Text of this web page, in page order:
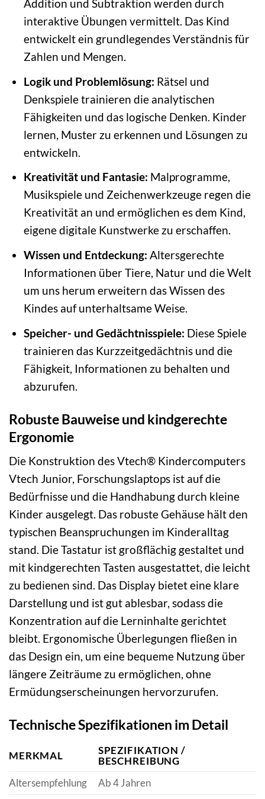
Addition und Subtraktion werden durch
interaktive Übungen vermittelt. Das Kind
entwickelt ein grundlegendes Verständnis für
Zahlen und Mengen.
Logik und Problemlösung: Rätsel und
Denkspiele trainieren die analytischen
Fähigkeiten und das logische Denken. Kinder
lernen, Muster zu erkennen und Lösungen zu
entwickeln.
Kreativität und Fantasie: Malprogramme,
Musikspiele und Zeichenwerkzeuge regen die
Kreativität an und ermöglichen es dem Kind,
eigene digitale Kunstwerke zu erschaffen.
Wissen und Entdeckung: Altersgerechte
Informationen über Tiere, Natur und die Welt
um uns herum erweitern das Wissen des
Kindes auf unterhaltsame Weise.
Speicher- und Gedächtnisspiele: Diese Spiele
trainieren das Kurzzeitgedächtnis und die
Fähigkeit, Informationen zu behalten und
abzurufen.
Robuste Bauweise und kindgerechte
Ergonomie
Die Konstruktion des Vtech® Kindercomputers
Vtech Junior, Forschungslaptops ist auf die
Bedürfnisse und die Handhabung durch kleine
Kinder ausgelegt. Das robuste Gehäuse hält den
typischen Beanspruchungen im Kinderalltag
stand. Die Tastatur ist großflächig gestaltet und
mit kindgerechten Tasten ausgestattet, die leicht
zu bedienen sind. Das Display bietet eine klare
Darstellung und ist gut ablesbar, sodass die
Konzentration auf die Lerninhalte gerichtet
bleibt. Ergonomische Überlegungen fließen in
das Design ein, um eine bequeme Nutzung über
längere Zeiträume zu ermöglichen, ohne
Ermüdungserscheinungen hervorzurufen.
Technische Spezifikationen im Detail
MERKMAL
SPEZIFIKATION /
BESCHREIBUNG
Altersempfehlung
Ab 4 Jahren